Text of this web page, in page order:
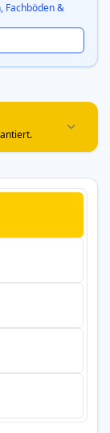
Fachböden &